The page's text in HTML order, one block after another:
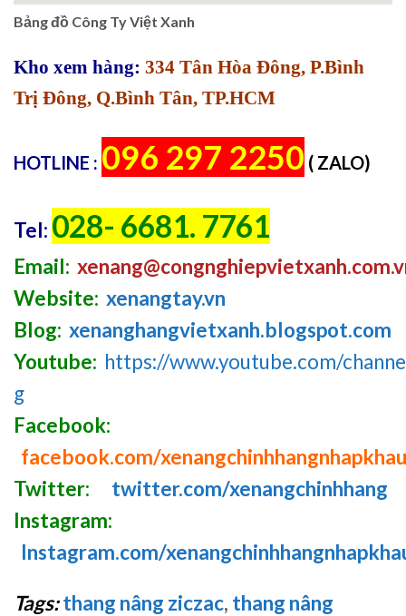
Bảng đồ Công Ty Việt Xanh
Kho xem hàng: 334 Tân Hòa Đông, P.Bình
Trị Đông, Q.Bình Tân, TP.HCM
HOTLINE : 096 297 2250 ( ZALO)
Tel: 028- 6681. 7761
Email:
Website: xenangtay.vn
Blog: xenanghangvietxanh.blogspot.com
Youtube: https://www.youtube.com/
g
Facebook:
facebook.com/xenangchinhhangnhapkhau
Twitter:
twitter.com/xenangchinhhang
Instagram:
Instagram.com/
Tags:thang nâng ziczac, thang nâng